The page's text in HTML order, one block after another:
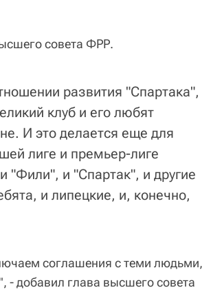
совета ФРР.
развития "Спартака",
клуб и его любят
И это делается еще для
лиге и премьер-лиге
"Фили", и "Спартак", и другие
и липецкие, и, конечно,
соглашения с теми людьми,
- добавил глава высшего совета